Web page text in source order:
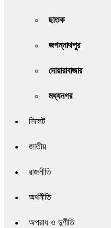
ছাতক
জগন্নাথপুর
দোয়ারাবাজার
মধ্যনগর
সিলেট
জাতীয়
রাজনীতি
অর্থনীতি
অপরাধ ও দুর্ণীতি